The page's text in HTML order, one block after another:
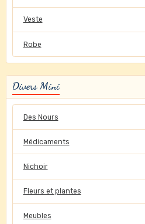
Veste
Robe
Divers Mini
Des Nours
Médicaments
Nichoir
Fleurs et plantes
Meubles